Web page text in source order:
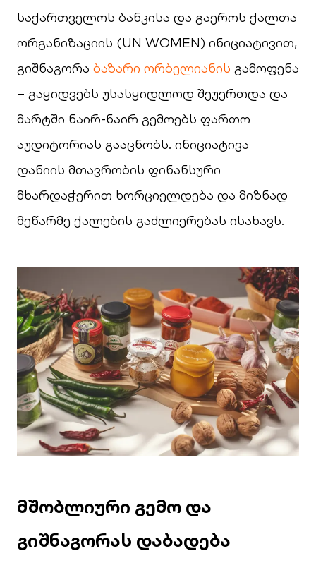
საქართველოს ბანკისა და გაეროს ქალთა
ორგანიზაციის (UN WOMEN) ინიციატივით,
გიშნაგორა ბაზარი ორბელიანის გამოფენა
– გაყიდვებს უსასყიდლოდ შეუერთდა და
მარტში ნაირ-ნაირ გემოებს ფართო
აუდიტორიას გააცნობს. ინიციატივა
დანიის მთავრობის ფინანსური
მხარდაჭერით ხორციელდება და მიზნად
მეწარმე ქალების გაძლიერებას ისახავს.
მშობლიური გემო და
გიშნაგორას დაბადება